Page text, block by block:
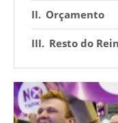
Orçamento
Resto do